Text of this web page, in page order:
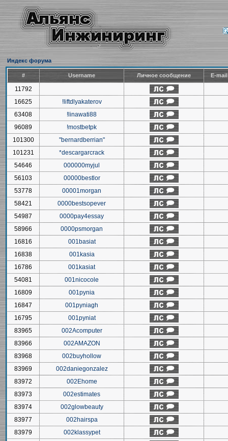
Индекс форума
# Username Личное сообщение E-
11792
16625
!liftdlyakaterov
63408
!linawati88
96089
!mostbetpk
101300
"bernardberrian"
101231
*descargarcrack
54646
000000myjul
56103
00000bestlor
53778
00001morgan
58421
0000bestsopever
54987
0000pay4essay
58966
0000psmorgan
16816
001basiat
16838
001kasia
16786
001kasiat
54081
001nicocole
16809
001pynia
16847
001pyniagh
16795
001pyniat
83965
002Acomputer
83966
002AMAZON
83968
002buyhollow
83969
002daniegonzalez
83972
002Ehome
83973
002estimates
83974
002glowbeauty
83977
002hairspa
83979
002klassypet